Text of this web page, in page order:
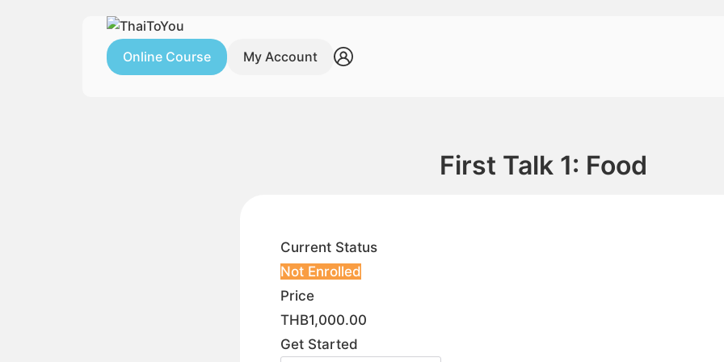
Online Course
My Account
First Talk 1: Food
Current Status
Not Enrolled
Price
THB1,000.00
Get Started